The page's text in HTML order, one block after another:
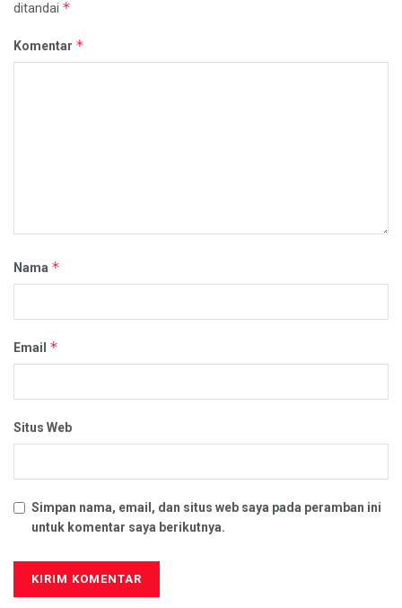
ditandai *
Komentar *
Nama *
Email *
Situs Web
Simpan nama, email, dan situs web saya pada peramban ini
untuk komentar saya berikutnya.